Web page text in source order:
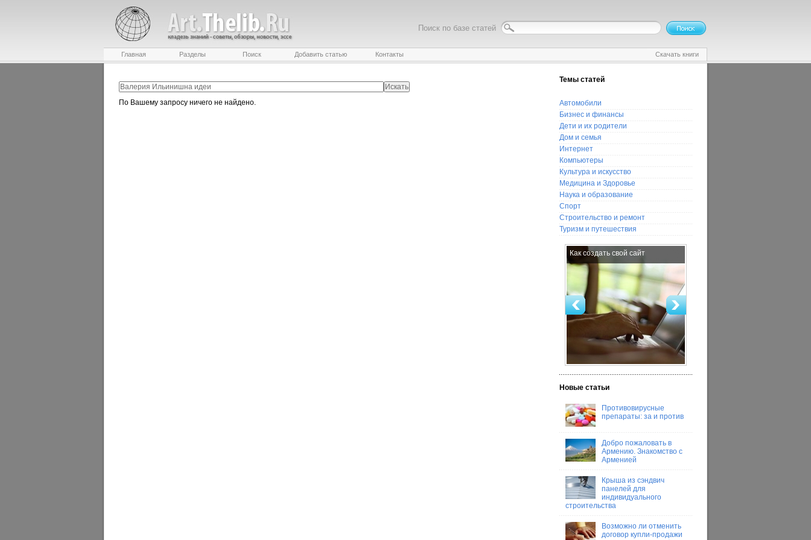
Поиск по базе статей
Главная Разделы Поиск Добавить статью Контакты Скачать книги
По Вашему запросу ничего не найдено.
Темы статей
Автомобили
Бизнес и финансы
Дети и их родители
Дом и семья
Интернет
Компьютеры
Культура и искусство
Медицина и Здоровье
Наука и образование
Спорт
Строительство и ремонт
Туризм и путешествия
Как создать свой сайт
Новые статьи
Противовирусные
препараты: за и против
Добро пожаловать в
Армению. Знакомство с
Арменией
Крыша из сэндвич
панелей для
индивидуального
строительства
Возможно ли отменить
договор купли-продажи